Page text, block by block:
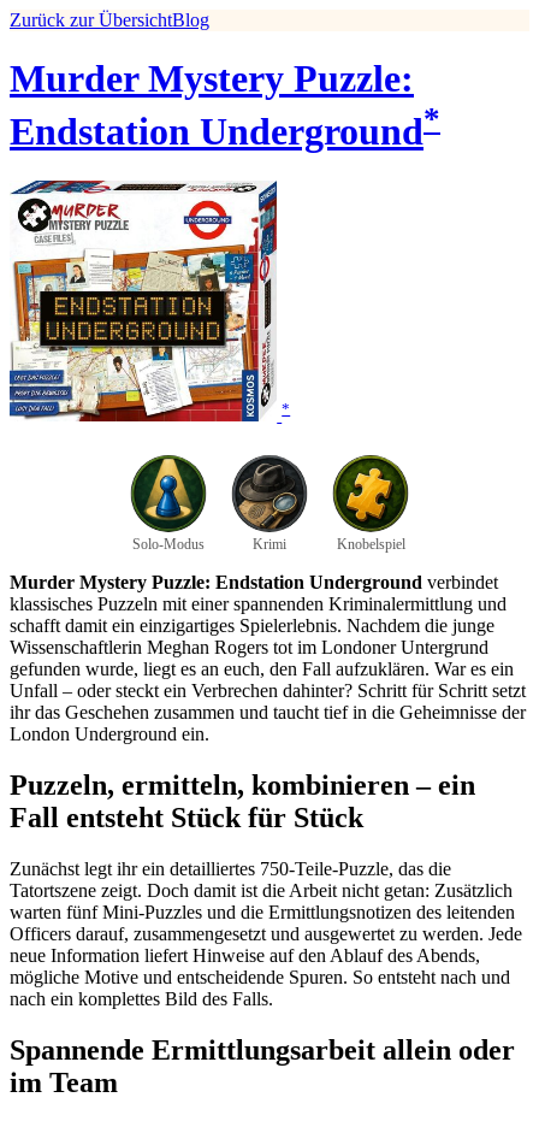
Zurück zur ÜbersichtBlog
Murder Mystery Puzzle:
Endstation Underground*
*
Solo-Modus Krimi Knobelspiel
Murder Mystery Puzzle: Endstation Underground verbindet
klassisches Puzzeln mit einer spannenden Kriminalermittlung und
schafft damit ein einzigartiges Spielerlebnis. Nachdem die junge
Wissenschaftlerin Meghan Rogers tot im Londoner Untergrund
gefunden wurde, liegt es an euch, den Fall aufzuklären. War es ein
Unfall – oder steckt ein Verbrechen dahinter? Schritt für Schritt setzt
ihr das Geschehen zusammen und taucht tief in die Geheimnisse der
London Underground ein.
Puzzeln, ermitteln, kombinieren – ein
Fall entsteht Stück für Stück
Zunächst legt ihr ein detailliertes 750-Teile-Puzzle, das die
Tatortszene zeigt. Doch damit ist die Arbeit nicht getan: Zusätzlich
warten fünf Mini-Puzzles und die Ermittlungsnotizen des leitenden
Officers darauf, zusammengesetzt und ausgewertet zu werden. Jede
neue Information liefert Hinweise auf den Ablauf des Abends,
mögliche Motive und entscheidende Spuren. So entsteht nach und
nach ein komplettes Bild des Falls.
Spannende Ermittlungsarbeit allein oder
im Team